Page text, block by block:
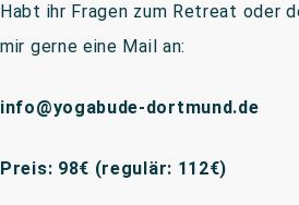
Habt ihr Fragen zum Retreat oder
mir gerne eine Mail an:
info@yogabude-dortmund.de
Preis: 98€ (regulär: 112€)